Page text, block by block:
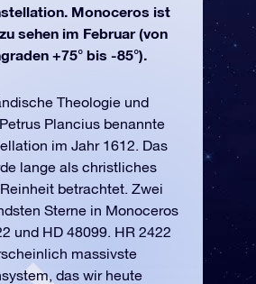
Monoceros ist
sehen im Februar (von
+75° bis -85°).
Theologie und
Plancius benannte
im Jahr 1612. Das
lange als christliches
betrachtet. Zwei
Sterne in Monoceros
und HD 48099. HR 2422
massivste
das wir heute